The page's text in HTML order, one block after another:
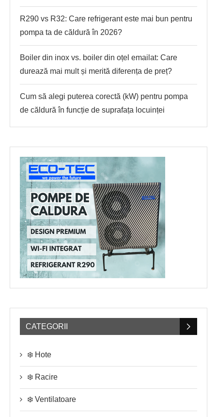
R290 vs R32: Care refrigerant este mai bun pentru
pompa ta de căldură în 2026?
Boiler din inox vs. boiler din oțel emailat: Care
durează mai mult și merită diferența de preț?
Cum să alegi puterea corectă (kW) pentru pompa
de căldură în funcție de suprafața locuinței
CATEGORII
❄️ Hote
❄️ Racire
❄️ Ventilatoare